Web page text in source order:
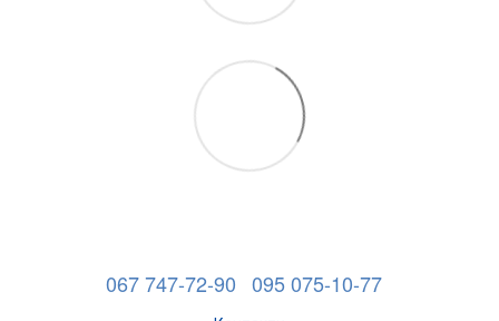
067 747-72-90 095 075-10-77